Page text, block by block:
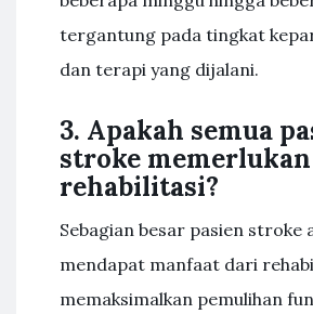
tergantung pada tingkat
dan terapi yang dijalani.
3. Apakah semua
stroke memerlukan
rehabilitasi?
Sebagian besar pasien stroke
mendapat manfaat dari
memaksimalkan pemulihan